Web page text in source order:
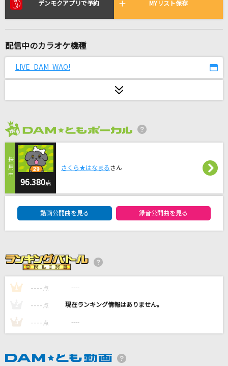
恋慕岬～佐用姫伝説より
Amore～僕は君に愛を叫ぶ～
オールセーブチャレンジ
香椎モイミ
花火
三代目 J SOUL BROTHERS from EXILE TRIBE
20th Century
King Gnu
ルル
Ado
スパークル [original ver.]
[生音]115万キロのフィルム
デンモクアプリで予約 MYリスト保存
配信中のカラオケ機種
LIVE DAM WAO!
96.380点
さくら★はなまる さん
動画公開曲を見る 録音公開曲を見る
1 ---- 点 ----
---- 点 ----
3 ---- 点 ----